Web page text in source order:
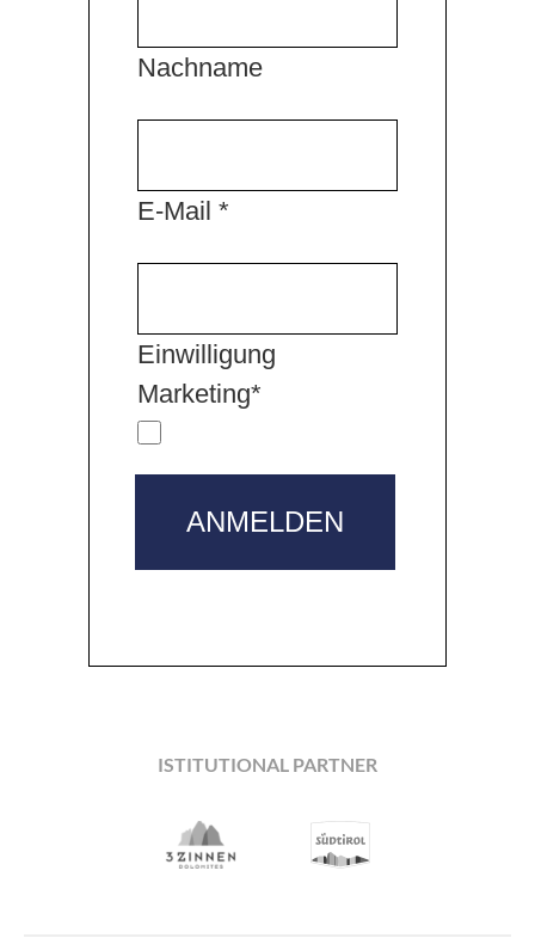
Nachname
E-Mail *
Einwilligung
Marketing*
ISTITUTIONAL PARTNER